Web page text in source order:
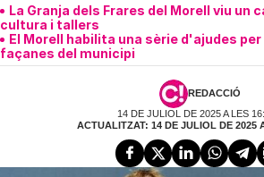
La Granja dels Frares del Morell viu un
cultura i tallers
El Morell habilita una sèrie d'ajudes
façanes del municipi
REDACCIÓ
14 DE JULIOL DE 2025 A LES
ACTUALITZAT: 14 DE JULIOL DE 2025